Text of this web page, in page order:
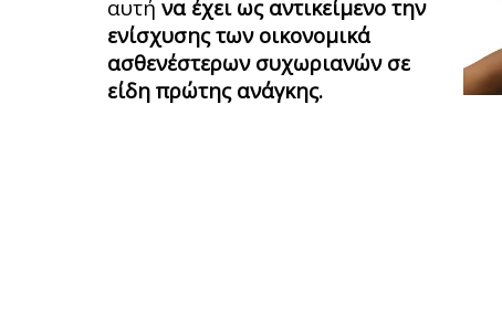
αυτή να έχει ως αντικείμενο την
ενίσχυσης των οικονομικά
ασθενέστερων συχωριανών σε
είδη πρώτης ανάγκης.